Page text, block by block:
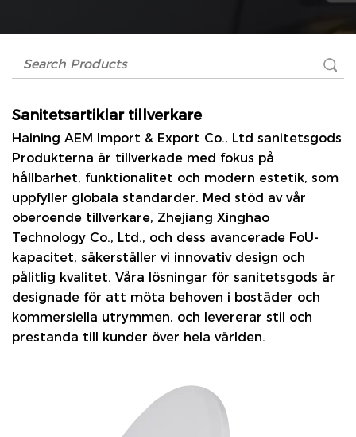
Sanitetsartiklar tillverkare
Haining AEM Import & Export Co., Ltd sanitetsgods
Produkterna är tillverkade med fokus på
hållbarhet, funktionalitet och modern estetik, som
uppfyller globala standarder. Med stöd av vår
oberoende tillverkare, Zhejiang Xinghao
Technology Co., Ltd., och dess avancerade FoU-
kapacitet, säkerställer vi innovativ design och
pålitlig kvalitet. Våra lösningar för sanitetsgods är
designade för att möta behoven i bostäder och
kommersiella utrymmen, och levererar stil och
prestanda till kunder över hela världen.